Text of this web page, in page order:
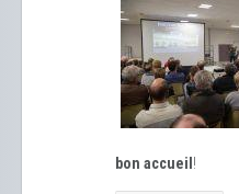
bon accueil !